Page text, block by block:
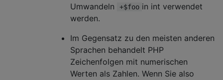
Umwandeln
+$foo in int verwendet
werden.
Im Gegensatz zu den meisten anderen
Sprachen behandelt PHP
Zeichenfolgen mit numerischen
Werten als Zahlen. Wenn Sie also